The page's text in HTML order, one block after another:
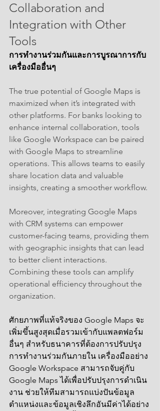
Collaboration and
Integration with Other
Tools
การทำงานร่วมกันและการบูรณาการกับ
เครื่องมืออื่นๆ
The true potential of Google Maps is
maximized when it’s integrated with
other platforms. For banks looking to
enhance internal collaboration, tools
like Google Workspace can be paired
with Google Maps to streamline
operations. This allows teams to easily
share location data and valuable
insights, creating a smoother workflow.
Moreover, integrating Google Maps
with CRM systems can empower
customer-facing teams, providing them
with geographic insights that can lead
to better client interactions.
Combining these tools can amplify
operational efficiency throughout the
organization.
ศักยภาพที่แท้จริงของ Google Maps จะ
เพิ่มขึ้นสูงสุดเมื่อรวมเข้ากับแพลตฟอร์ม
อื่นๆ สำหรับธนาคารที่ต้องการปรับปรุง
การทำงานร่วมกันภายใน เครื่องมืออย่าง
Google Workspace สามารถจับคู่กับ
Google Maps ได้เพื่อปรับปรุงการดำเนิน
งาน ช่วยให้ทีมสามารถแบ่งปันข้อมูล
ตำแหน่งและข้อมูลเชิงลึกอันมีค่าได้อย่าง